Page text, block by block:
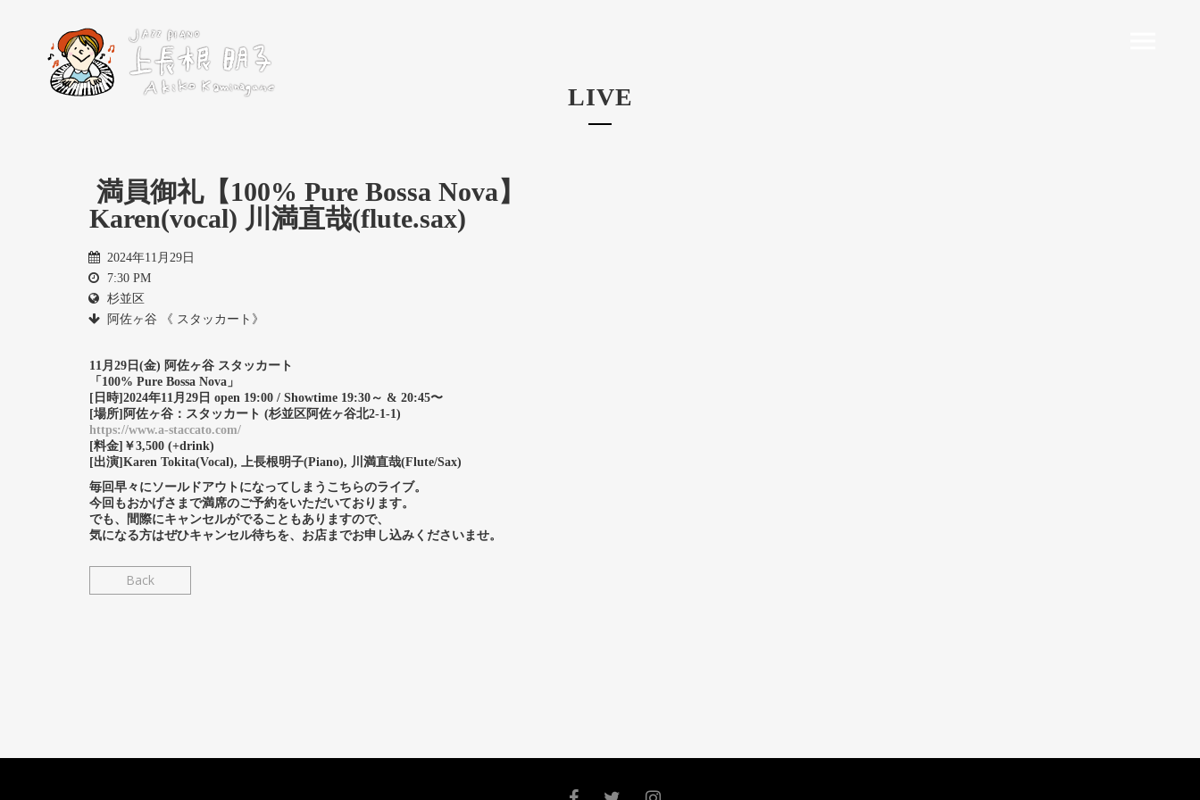
LIVE
満員御礼【100% Pure Bossa Nova】
Karen(vocal) 川満直哉(flute.sax)
2024年11月29日
7:30 PM
杉並区
阿佐ヶ谷 《 スタッカート》
11月29日(金) 阿佐ヶ谷 スタッカート
「100% Pure Bossa Nova」
[日時]2024年11月29日 open 19:00 / Showtime 19:30～ & 20:45〜
[場所]阿佐ヶ谷：スタッカート (杉並区阿佐ヶ谷北2-1-1)
https://www.a-staccato.com/
[料金]￥3,500 (+drink)
[出演]Karen Tokita(Vocal), 上長根明子(Piano), 川満直哉(Flute/Sax)
毎回早々にソールドアウトになってしまうこちらのライブ。
今回もおかげさまで満席のご予約をいただいております。
でも、間際にキャンセルがでることもありますので、
気になる方はぜひキャンセル待ちを、お店までお申し込みくださいませ。
Back